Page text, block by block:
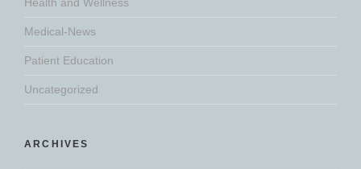
Medical-News
Patient Education
Uncategorized
ARCHIVES